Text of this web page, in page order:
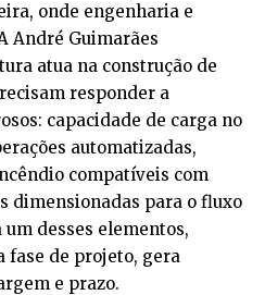
onde engenharia e
André Guimarães
atua na construção de
responder a
capacidade de carga no
automatizadas,
compatíveis com
dimensionadas para o fluxo
desses elementos,
fase de projeto, gera
e prazo.